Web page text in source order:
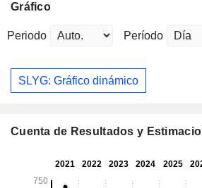
Gráfico
Periodo Período
SLYG: Gráfico dinámico
Cuenta de Resultados y